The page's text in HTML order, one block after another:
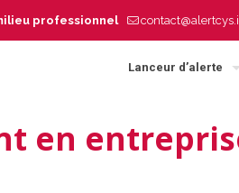
professionnel
Lanceur d’alerte
en